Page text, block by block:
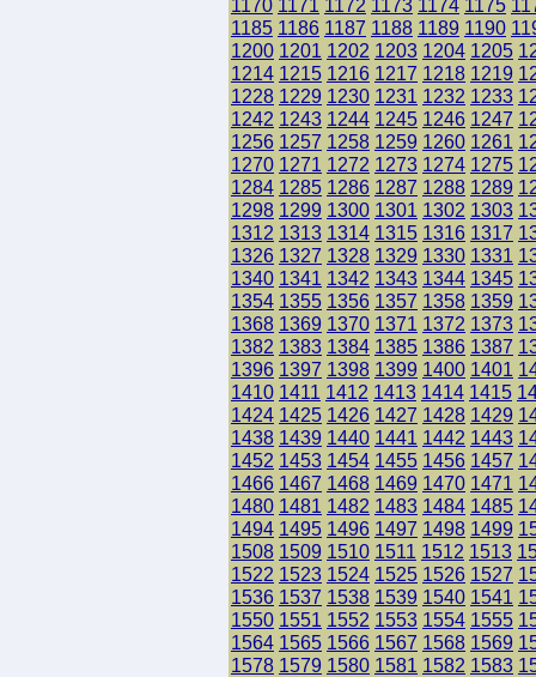
1170 1171 1172 1173 1174 1175
1185 1186 1187 1188 1189 1190
1200 1201 1202 1203 1204 1205
1214 1215 1216 1217 1218 1219
1228 1229 1230 1231 1232 1233
1242 1243 1244 1245 1246 1247
1256 1257 1258 1259 1260 1261
1270 1271 1272 1273 1274 1275
1284 1285 1286 1287 1288 1289
1298 1299 1300 1301 1302 1303
1312 1313 1314 1315 1316 1317
1326 1327 1328 1329 1330 1331
1340 1341 1342 1343 1344 1345
1354 1355 1356 1357 1358 1359
1368 1369 1370 1371 1372 1373
1382 1383 1384 1385 1386 1387
1396 1397 1398 1399 1400 1401
1410 1411 1412 1413 1414 1415
1424 1425 1426 1427 1428 1429
1438 1439 1440 1441 1442 1443
1452 1453 1454 1455 1456 1457
1466 1467 1468 1469 1470 1471
1480 1481 1482 1483 1484 1485
1494 1495 1496 1497 1498 1499
1508 1509 1510 1511 1512 1513
1522 1523 1524 1525 1526 1527
1536 1537 1538 1539 1540 1541
1550 1551 1552 1553 1554 1555
1564 1565 1566 1567 1568 1569
1578 1579 1580 1581 1582 1583